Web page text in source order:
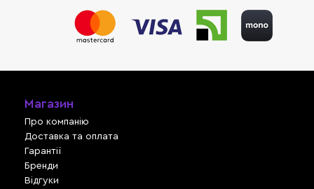
Магазин
Про компанію
Доставка та оплата
Гарантії
Бренди
Відгуки